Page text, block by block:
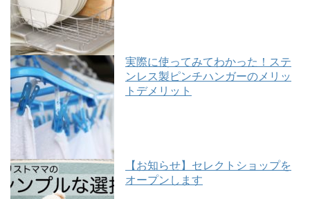
実際に使ってみてわかった！ステ
ンレス製ピンチハンガーのメリッ
トデメリット
【お知らせ】セレクトショップを
オープンします